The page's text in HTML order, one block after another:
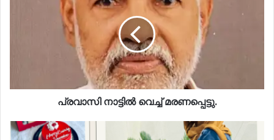
പ്രവാസി നാട്ടിൽ വെച്ച് മരണപ്പെട്ടു.